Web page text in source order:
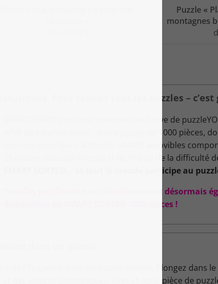
Puzzle «
montagnes
Pour réussir tous les puzzles –
SMART SORTED est une invention exclusive de
effet de surprise inclus : votre puzzle de 1000 pièces,
sont réparties dans 40 boîtes SMART amovibles
25 pièces. Vous décidez de la facilité ou de la difficulté
SMART SORTED... et tout le monde participe au
Tous les puzzles de nos collections sont désormais
disponibles en SMART SORTED 1000 pièces !
de l'Engadine dans un puzzle unique. Plongez dans
et des villages pittoresques. Avec chaque pièce de